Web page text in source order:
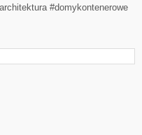
#domykontenerowe